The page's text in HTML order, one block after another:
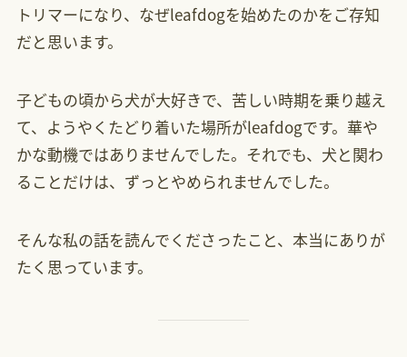
トリマーになり、なぜleafdogを始めたのかをご存知
だと思います。
子どもの頃から犬が大好きで、苦しい時期を乗り越え
て、ようやくたどり着いた場所がleafdogです。華や
かな動機ではありませんでした。それでも、犬と関わ
ることだけは、ずっとやめられませんでした。
そんな私の話を読んでくださったこと、本当にありが
たく思っています。